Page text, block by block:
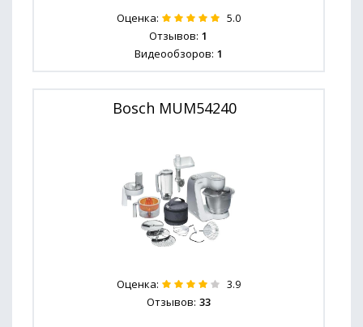
Оценка: 5.0
Отзывов: 1
Видеообзоров: 1
Bosch MUM54240
Оценка: 3.9
Отзывов: 33